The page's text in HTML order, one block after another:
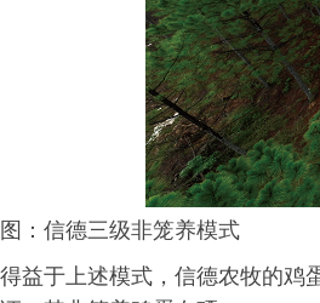
图：信德三级非笼养模式
得益于上述模式，信德农牧的鸡